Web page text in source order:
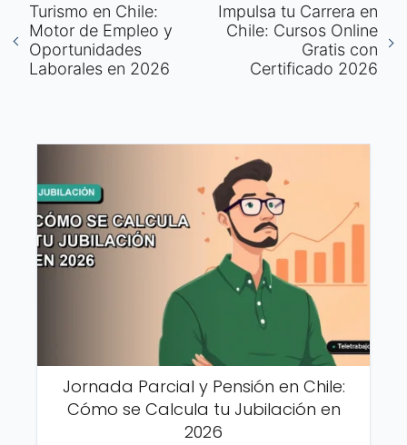
Turismo en Chile:
Motor de Empleo y
Oportunidades
Laborales en 2026
Impulsa tu Carrera en
Chile: Cursos Online
Gratis con
Certificado 2026
Jornada Parcial y Pensión en Chile:
Cómo se Calcula tu Jubilación en
2026